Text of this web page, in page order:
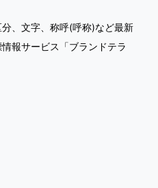
、文字、称呼(呼称)など最新
報サービス「ブランドテラ